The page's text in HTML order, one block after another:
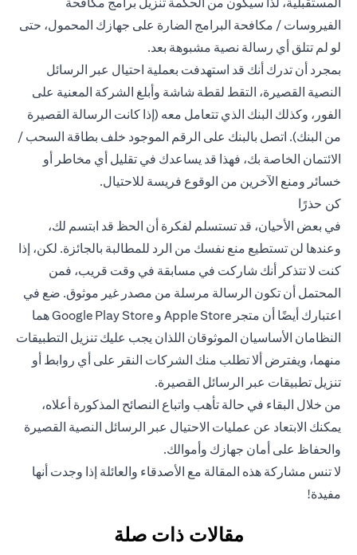
الفيروسات / مكافحة البرامج الضارة على جهازك المحمول، حتى
لو لم تتلق أي رسالة نصية مشبوهة بعد.
بمجرد أن تدرك أنك قد استهدفت بعملية احتيال عبر الرسائل
النصية القصيرة، التقط لقطة شاشة وأبلغ الشركة المعنية على
الفور، وكذلك البنك الذي تتعامل معه (إذا كانت الرسالة القصيرة
من البنك). اتصل بالبنك على الرقم الموجود خلف بطاقة السحب /
الائتمان الخاصة بك، فهذا قد يساعدك في تقليل أي مخاطر أو
خسائر ومنع الآخرين من الوقوع فريسة للاحتيال.
كن حذرًا
في بعض الأحيان، قد تستسلم لفكرة أن الحظ قد ابتسم لك،
وعندها لن تستطيع منع نفسك من الرد للمطالبة بالجائزة. لكن، إذا
كنت لا تتذكر أنك شاركت في مسابقة في وقت قريب، فمن
المحتمل أن تكون الرسالة مرسلة من مصدر غير موثوق. ضع في
اعتبارك أيضًا أن متجر Apple Store و Google Play Store هما
النظامان الأساسيان الموثوقان اللذان يجب عليك تنزيل التطبيقات
منهما، ويفترض ألا تطلب منك الشركات النقر على أي روابط أو
تنزيل تطبيقات عبر الرسائل القصيرة.
من خلال البقاء في حالة تأهب واتباع النصائح المذكورة أعلاه،
يمكنك الابتعاد عن عمليات الاحتيال عبر الرسائل النصية القصيرة
والحفاظ على أمان جهازك وأموالك.
لا تنس مشاركة هذه المقالة مع الأصدقاء والعائلة إذا وجدت أنها
مفيدة!
مقالات ذات صلة